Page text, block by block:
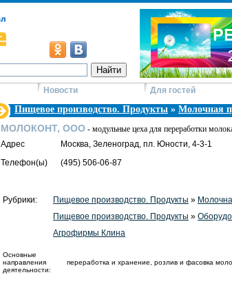
Новости Для гостей
Пищевое производство. Продукты » Молочная
МОЛОКОНТ, ООО - модульные цеха для переработки
Адрес
Москва, Зеленоград, пл. Юности, 4-3-1
Телефон(ы)
(495) 506-06-87
Рубрики: Пищевое производство. Продукты »
Пищевое производство. Продукты »
Агрофирмы Клина
Основные
направления
деятельности:
переработка и хранение, розлив и фасовка